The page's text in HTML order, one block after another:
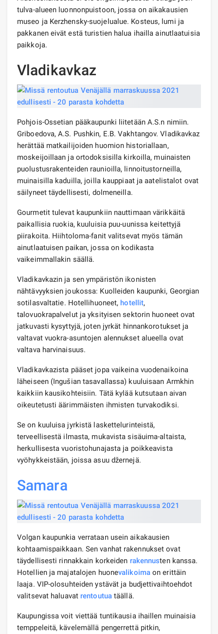
tulva-alueen luonnonpuistoon, jossa on aikakausien
museo ja Kerzhensky-suojelualue. Kosteus, lumi ja
pakkanen eivät estä turistien halua ihailla ainutlaatuisia
paikkoja.
Vladikavkaz
Pohjois-Ossetian pääkaupunki liitetään A.S.n nimiin.
Griboedova, A.S. Pushkin, E.B. Vakhtangov. Vladikavkaz
herättää matkailijoiden huomion historiallaan,
moskeijoillaan ja ortodoksisilla kirkoilla, muinaisten
puolustusrakenteiden raunioilla, linnoitustorneilla,
muinaisilla kaduilla, joilla kauppiaat ja aatelistalot ovat
säilyneet täydellisesti, dolmeneilla.
Gourmetit tulevat kaupunkiin nauttimaan värikkäitä
paikallisia ruokia, kuuluisia puu-uunissa keitettyjä
piirakoita. Hiihtoloma-fanit valitsevat myös tämän
ainutlaatuisen paikan, jossa on kodikasta
vaikeimmallakin säällä.
Vladikavkazin ja sen ympäristön ikonisten
nähtävyyksien joukossa: Kuolleiden kaupunki, Georgian
sotilasvaltatie. Hotellihuoneet, hotellit,
talovuokrapalvelut ja yksityisen sektorin huoneet ovat
jatkuvasti kysyttyjä, joten jyrkät hinnankorotukset ja
valtavat vuokra-asuntojen alennukset alueella ovat
valtava harvinaisuus.
Vladikavkazista pääset jopa vaikeina vuodenaikoina
läheiseen (Ingušian tasavallassa) kuuluisaan Armkhin
kaikkiin kausikohteisiin. Tätä kylää kutsutaan aivan
oikeutetusti äärimmäisten ihmisten turvakodiksi.
Se on kuuluisa jyrkistä laskettelurinteistä,
terveellisestä ilmasta, mukavista sisäuima-altaista,
herkullisesta vuoristohunajasta ja poikkeavista
vyöhykkeistään, joissa asuu džernejä.
Samara
Volgan kaupunkia verrataan usein aikakausien
kohtaamispaikkaan. Sen vanhat rakennukset ovat
täydellisesti rinnakkain korkeiden rakennusten kanssa.
Hotellien ja majatalojen huonevalikoimaon erittäin
laaja. VIP-olosuhteiden ystävät ja budjettivaihtoehdot
valitsevat haluavat rentoutuatäällä.
Kaupungissa voit viettää tuntikausia ihaillen muinaisia ​​
temppeleitä, kävelemällä pengerrettä pitkin,